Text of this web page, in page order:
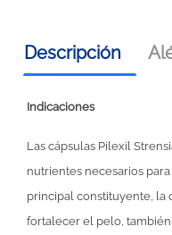
Descripción
Indicaciones
Las cápsulas Pilexil
nutrientes necesarios
principal constituyente, la
fortalecer el pelo,